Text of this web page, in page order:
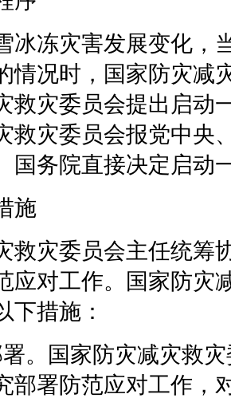
冰冻灾害发展变化，
情况时，国家防灾减
救灾委员会提出启动
救灾委员会报党中央
国务院直接决定启动
施
救灾委员会主任统筹
应对工作。国家防灾
下措施：
署。国家防灾减灾救
部署防范应对工作，